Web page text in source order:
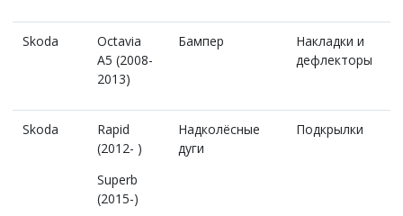
Skoda
Octavia
A5 (2008-
2013)
Бампер
Накладки и
дефлекторы
Skoda
Rapid
(2012- )
Superb
(2015-)
Надколёсные
дуги
Подкрылки